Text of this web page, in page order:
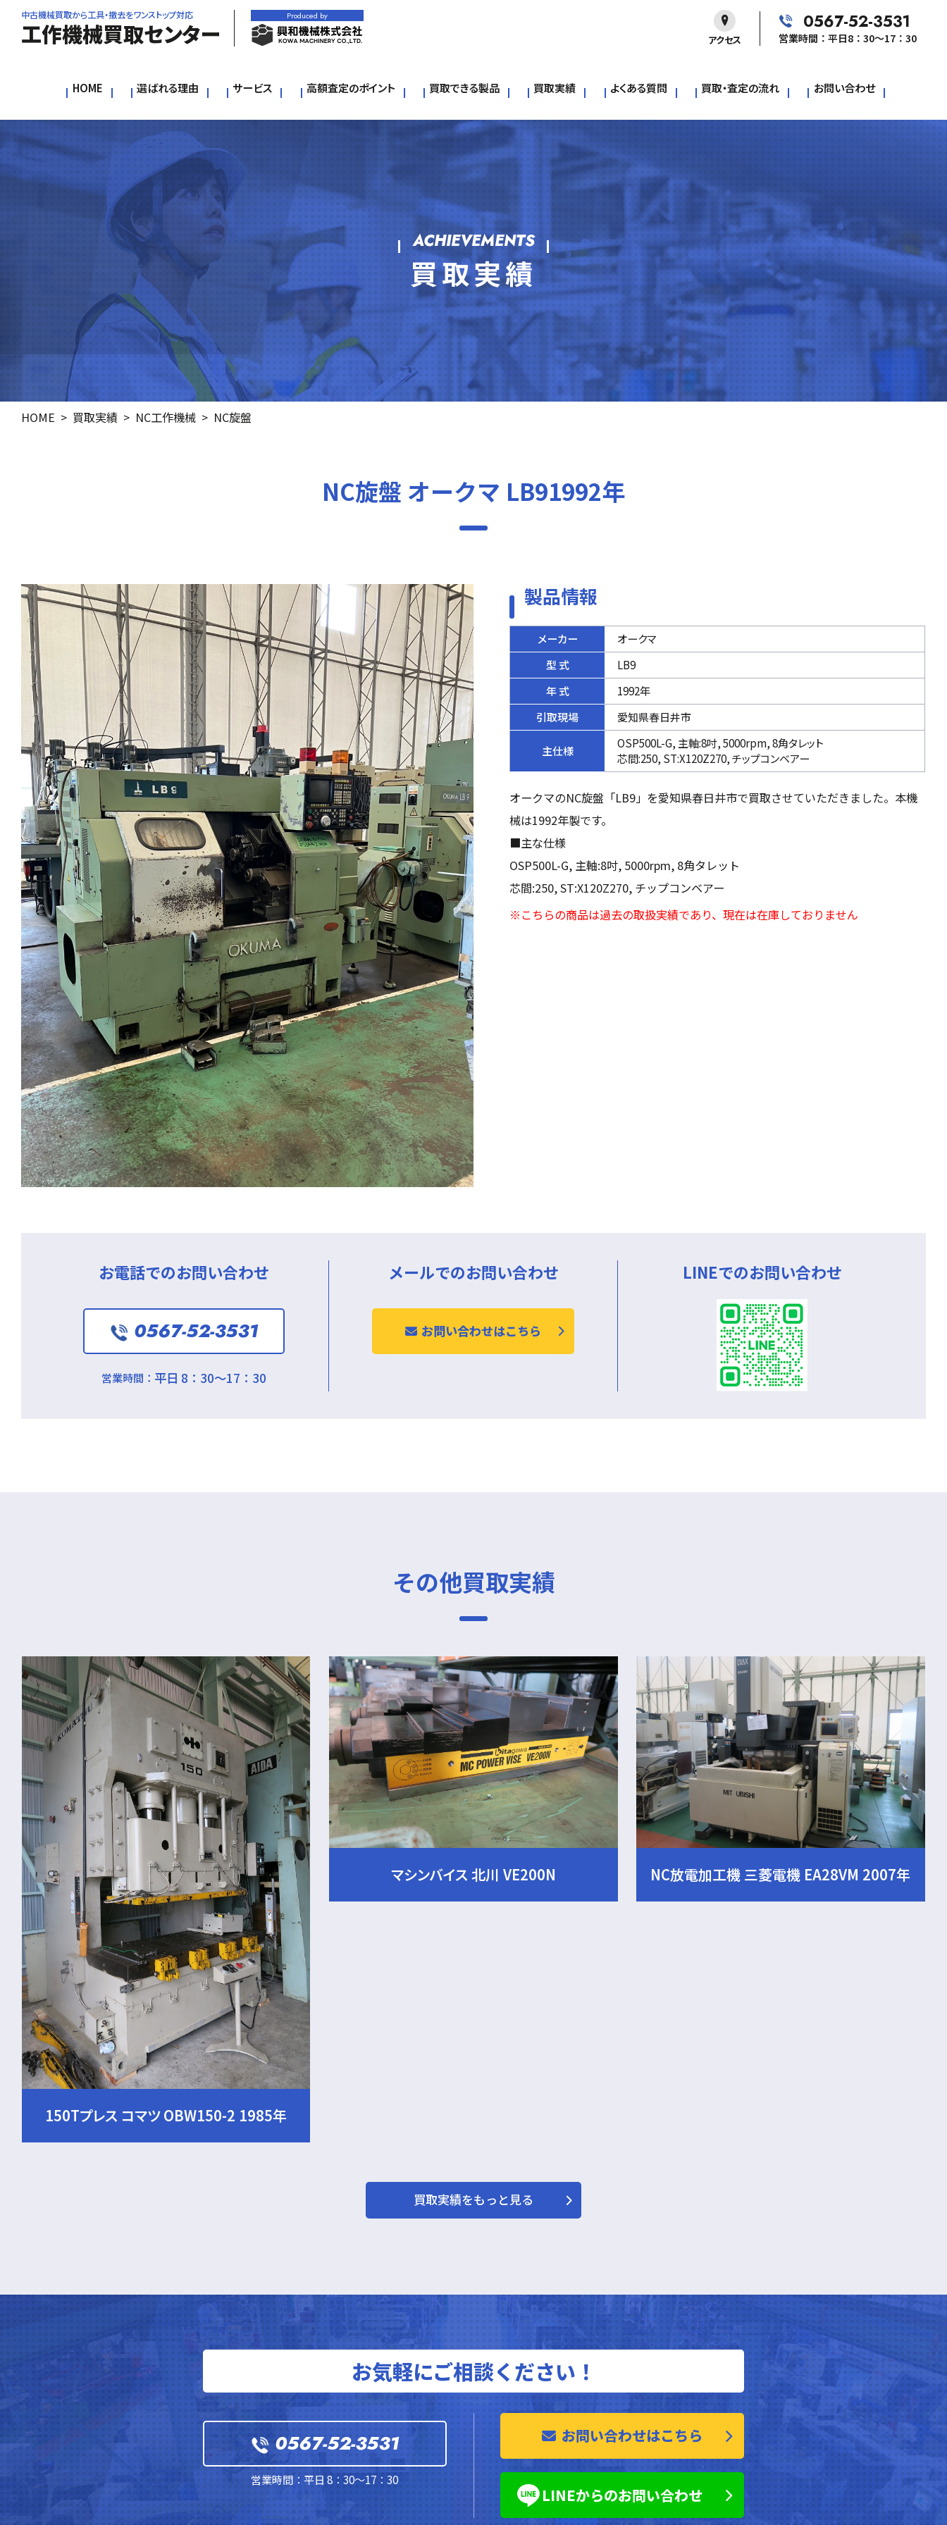
中古機械買取から工具・撤去をワンストップ対応
工作機械買取センター
Produced by
アクセス
0567-52-3531
営業時間：平日8：30～17：30
HOME 選ばれる理由 サービス 高額査定のポイント 買取できる製品 買取実績 よくある質問 買取・査定の流れ お問い合わせ
ACHIEVEMENTS
買取実績
HOME 買取実績 NC工作機械 NC旋盤
NC旋盤 オークマ LB91992年
製品情報
メーカー
オークマ
型 式
LB9
年 式
1992年
引取現場
愛知県春日井市
主仕様
OSP500L-G, 主軸:8吋, 5000rpm, 8角タレット
芯間:250, ST:X120Z270, チップコンベアー
オークマのNC旋盤「LB9」を愛知県春日井市で買取させていただきました。本機
械は1992年製です。
■主な仕様
OSP500L-G, 主軸:8吋, 5000rpm, 8角タレット
芯間:250, ST:X120Z270, チップコンベアー
※こちらの商品は過去の取扱実績であり、現在は在庫しておりません
お電話でのお問い合わせ
0567-52-3531
営業時間： 平日 8：30～17：30
メールでのお問い合わせ
お問い合わせはこちら
LINEでのお問い合わせ
その他買取実績
150Tプレス コマツ OBW150-2 1985年
マシンバイス 北川 VE200N NC放電加工機 三菱電機 EA28VM 2007年
買取実績をもっと見る
お気軽にご相談ください！
0567-52-3531
営業時間：平日 8：30～17：30
お問い合わせはこちら
LINEからのお問い合わせ